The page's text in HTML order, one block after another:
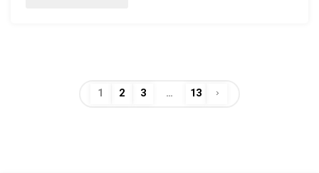
1 2 3 … 13